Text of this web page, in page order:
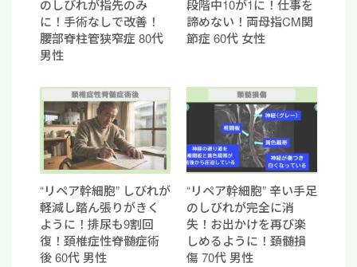
のしびれが指先のみ
に！手術なしで改善！
腰部脊柱管狭窄症 80代
男性
段階中10が1に！仕事を
諦めない！両母指CM関
節症 60代 女性
“リペア幹細胞” しびれが
軽減し踏ん張りがきく
ように！排尿も9割回
復！頚椎症性脊髄症術
後 60代 男性
“リペア幹細胞” 辛い手足
のしびれが完全に消
失！お出かけを再び楽
しめるように！頚髄損
傷 70代 男性